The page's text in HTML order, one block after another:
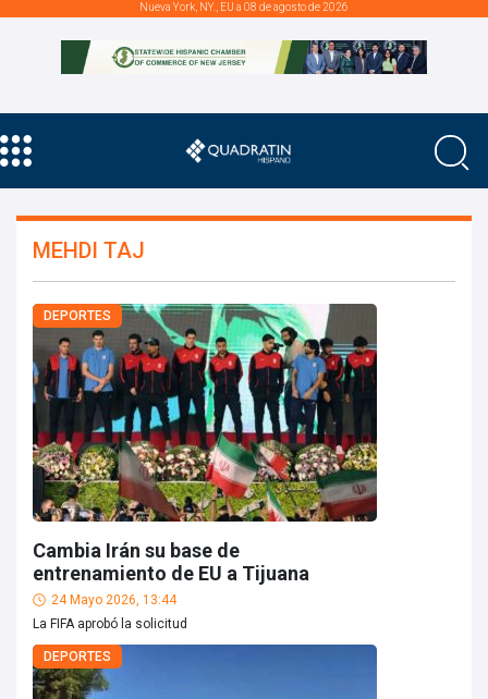
Nueva York, NY., EU a 08 de agosto de 2026
MEHDI TAJ
DEPORTES
Cambia Irán su base de
entrenamiento de EU a Tijuana
24 Mayo 2026, 13:44
La FIFA aprobó la solicitud
DEPORTES